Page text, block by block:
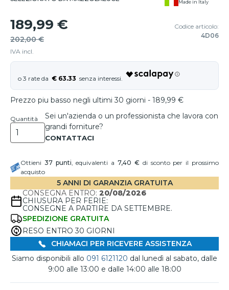
Made in Italy
189,99 €
202,00 €
IVA incl.
Codice articolo:
4D06
€ 63.33
Prezzo piu basso negli ultimi 30 giorni - 189,99 €
Quantità
Sei un'azienda o un professionista che lavora con
grandi forniture?
Ottieni 37punti, equivalenti a7,40 €di sconto per il prossimo
acquisto
5 ANNI DI GARANZIA GRATUITA
CONSEGNA ENTRO: 20/08/2026
CHIUSURA PER FERIE:
CONSEGNE A PARTIRE DA SETTEMBRE.
SPEDIZIONE GRATUITA
RESO ENTRO 30 GIORNI
CHIAMACI PER RICEVERE ASSISTENZA
Siamo disponibili allo 091 6121120 dal lunedì al sabato, dalle
9:00 alle 13:00 e dalle 14:00 alle 18:00